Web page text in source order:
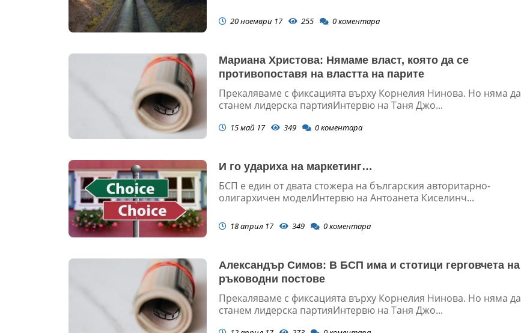
20 ноември 17 255 0коментара
Мариана Христова: Нямаме власт, която да се
противопоставя на властта на парите
Прекаляваме с фиксацията върху Корнелия Нинова. Но няма да
станем лидерска партияИнтервю на Таня Джо...
15 май 17 349 0коментара
И го удариха на маркетинг…
БСП е един от двата стожера на българския авторитарно-
олигархичен моделИнтервю на Антоанета Киселинч...
18 април 17 349 0коментара
Александър Симов: В БСП има и стотици герговчета на
ръководни постове
Прекаляваме с фиксацията върху Корнелия Нинова. Но няма да
станем лидерска партияИнтервю на Таня Джо...